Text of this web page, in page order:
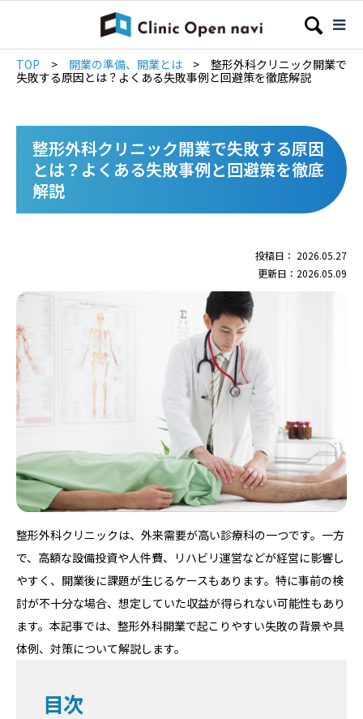
TOP > 開業の準備、開業とは >
整形外科クリニック開業で
失敗する原因とは？よくある失敗事例と回避策を徹底解説
整形外科クリニック開業で失敗する原因
とは？よくある失敗事例と回避策を徹底
解説
投稿日： 2026.05.27
更新日：2026.05.09
整形外科クリニックは、外来需要が高い診療科の一つです。一方
で、高額な設備投資や人件費、リハビリ運営などが経営に影響し
やすく、開業後に課題が生じるケースもあります。特に事前の検
討が不十分な場合、想定していた収益が得られない可能性もあり
ます。本記事では、整形外科開業で起こりやすい失敗の背景や具
体例、対策について解説します。
目次